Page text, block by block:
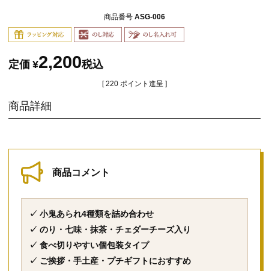
商品番号 ASG-006
定価 ¥2,200税込
[ 220 ポイント進呈 ]
商品詳細
商品コメント
✓ 小鬼あられ4種類を詰め合わせ
✓ のり・七味・抹茶・チェダーチーズ入り
✓ 食べ切りやすい個包装タイプ
✓ ご挨拶・手土産・プチギフトにおすすめ